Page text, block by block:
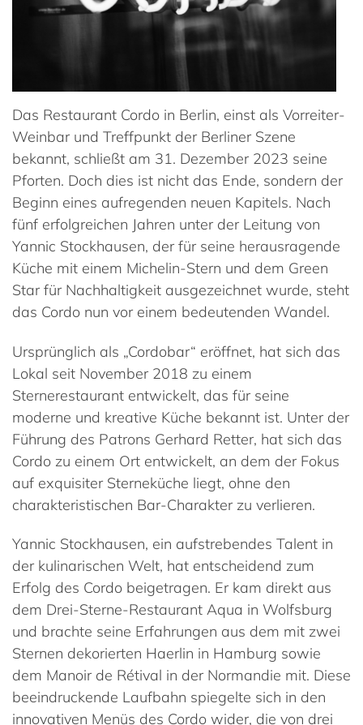
Das Restaurant Cordo in Berlin, einst als Vorreiter-
Weinbar und Treffpunkt der Berliner Szene
bekannt, schließt am 31. Dezember 2023 seine
Pforten. Doch dies ist nicht das Ende, sondern der
Beginn eines aufregenden neuen Kapitels. Nach
fünf erfolgreichen Jahren unter der Leitung von
Yannic Stockhausen, der für seine herausragende
Küche mit einem Michelin-Stern und dem Green
Star für Nachhaltigkeit ausgezeichnet wurde, steht
das Cordo nun vor einem bedeutenden Wandel​​.
Ursprünglich als „Cordobar“ eröffnet, hat sich das
Lokal seit November 2018 zu einem
Sternerestaurant entwickelt, das für seine
moderne und kreative Küche bekannt ist. Unter der
Führung des Patrons Gerhard Retter, hat sich das
Cordo zu einem Ort entwickelt, an dem der Fokus
auf exquisiter Sterneküche liegt, ohne den
charakteristischen Bar-Charakter zu verlieren​​.
Yannic Stockhausen, ein aufstrebendes Talent in
der kulinarischen Welt, hat entscheidend zum
Erfolg des Cordo beigetragen. Er kam direkt aus
dem Drei-Sterne-Restaurant Aqua in Wolfsburg
und brachte seine Erfahrungen aus dem mit zwei
Sternen dekorierten Haerlin in Hamburg sowie
dem Manoir de Rétival in der Normandie mit. Diese
beeindruckende Laufbahn spiegelte sich in den
innovativen Menüs des Cordo wider, die von drei